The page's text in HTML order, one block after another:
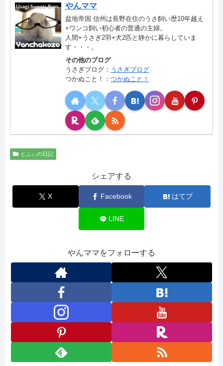
やんママ
盆地帝国 信州は長野在住のうさ飼い歴10年越え
+ワンコ飼い初心者の普通の主婦。
人間+うさぎ2羽+犬2匹と静かに暮らしていま
す・・・。
その他のブログ
うさぎブログ： うさぎブログ
つかぬこと！： つかぬこと！
とふぃの日記
シェアする
X Facebook はてブ
LINE
やんママをフォローする